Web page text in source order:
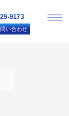
9173
い合わせ